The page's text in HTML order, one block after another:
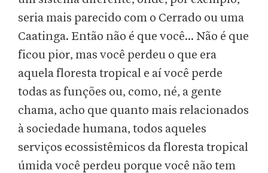
seria mais parecido com o Cerrado ou uma
Caatinga. Então não é que você... Não é que
ficou pior, mas você perdeu o que era
aquela floresta tropical e aí você perde
todas as funções ou, como, né, a gente
chama, acho que quanto mais relacionados
à sociedade humana, todos aqueles
serviços ecossistêmicos da floresta tropical
úmida você perdeu porque você não tem